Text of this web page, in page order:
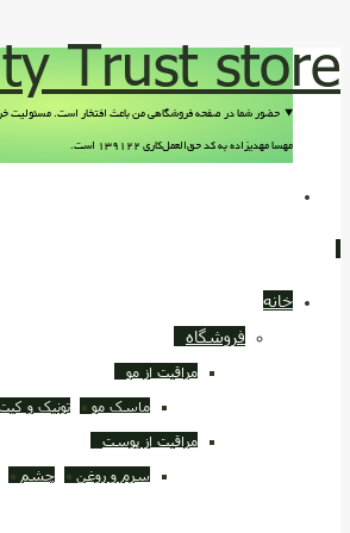
Trust store
حضور شما در صفحه فروشگاهی من باعث افتخار است. مسئولیت
مهسا مهدیزاده به کد حق‌العمل‌کاری ۱۳۹۱۲۲ است.
خانه
فروشگاه
مراقبت از مو
ماسک مو تونیک و
مراقبت از پوست
سرم و روغن چشم